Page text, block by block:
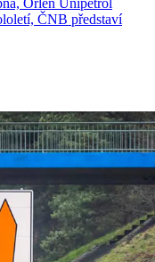
Orlen Unipetrol
ČNB představí